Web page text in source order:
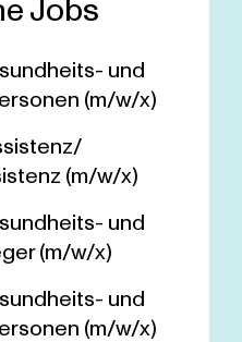
und
(m/w/x)
(m/w/x)
und
(m/w/x)
und
(m/w/x)